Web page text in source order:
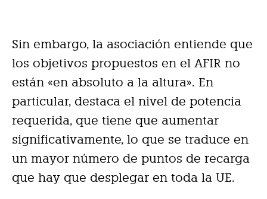
Sin embargo, la asociación entiende que
los objetivos propuestos en el AFIR no
están «en absoluto a la altura». En
particular, destaca el nivel de potencia
requerida, que tiene que aumentar
significativamente, lo que se traduce en
un mayor número de puntos de recarga
que hay que desplegar en toda la UE.